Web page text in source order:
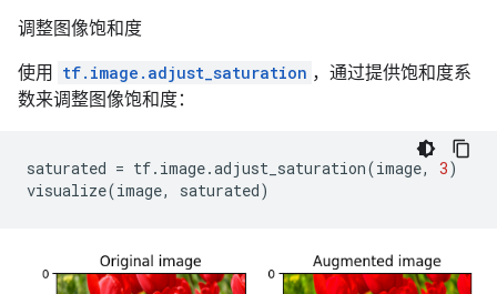
调整图像饱和度
使用 tf.image.adjust_saturation ，通过提供饱和度系
数来调整图像饱和度：
saturated = tf. image.adjust_saturation(image, 3)
visualize(image, saturated)